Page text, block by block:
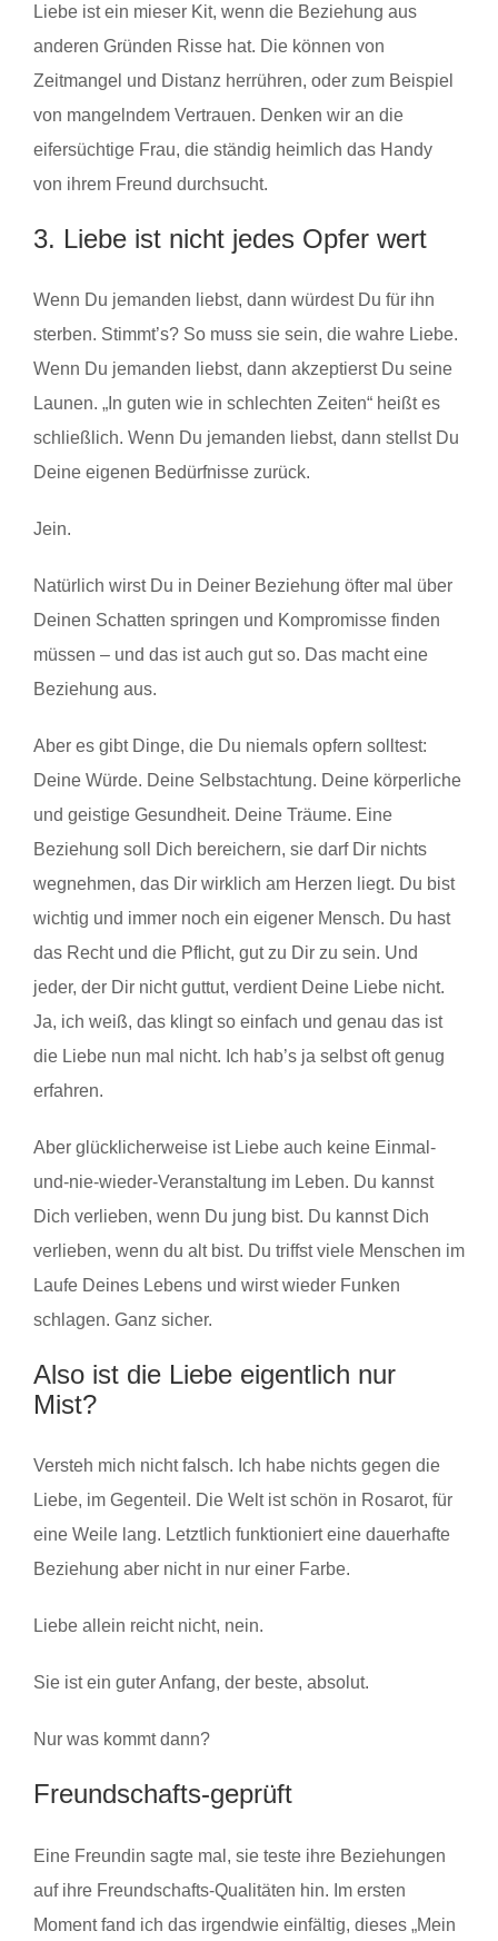
Liebe ist ein mieser Kit, wenn die Beziehung aus
anderen Gründen Risse hat. Die können von
Zeitmangel und Distanz herrühren, oder zum Beispiel
von mangelndem Vertrauen. Denken wir an die
eifersüchtige Frau, die ständig heimlich das Handy
von ihrem Freund durchsucht.
3. Liebe ist nicht jedes Opfer wert
Wenn Du jemanden liebst, dann würdest Du für ihn
sterben. Stimmt’s? So muss sie sein, die wahre Liebe.
Wenn Du jemanden liebst, dann akzeptierst Du seine
Launen. „In guten wie in schlechten Zeiten“ heißt es
schließlich. Wenn Du jemanden liebst, dann stellst Du
Deine eigenen Bedürfnisse zurück.
Jein.
Natürlich wirst Du in Deiner Beziehung öfter mal über
Deinen Schatten springen und Kompromisse finden
müssen – und das ist auch gut so. Das macht eine
Beziehung aus.
Aber es gibt Dinge, die Du niemals opfern solltest:
Deine Würde. Deine Selbstachtung. Deine körperliche
und geistige Gesundheit. Deine Träume. Eine
Beziehung soll Dich bereichern, sie darf Dir nichts
wegnehmen, das Dir wirklich am Herzen liegt. Du bist
wichtig und immer noch ein eigener Mensch. Du hast
das Recht und die Pflicht, gut zu Dir zu sein. Und
jeder, der Dir nicht guttut, verdient Deine Liebe nicht.
Ja, ich weiß, das klingt so einfach und genau das ist
die Liebe nun mal nicht. Ich hab’s ja selbst oft genug
erfahren.
Aber glücklicherweise ist Liebe auch keine Einmal-
und-nie-wieder-Veranstaltung im Leben. Du kannst
Dich verlieben, wenn Du jung bist. Du kannst Dich
verlieben, wenn du alt bist. Du triffst viele Menschen im
Laufe Deines Lebens und wirst wieder Funken
schlagen. Ganz sicher.
Also ist die Liebe eigentlich nur
Mist?
Versteh mich nicht falsch. Ich habe nichts gegen die
Liebe, im Gegenteil. Die Welt ist schön in Rosarot, für
eine Weile lang. Letztlich funktioniert eine dauerhafte
Beziehung aber nicht in nur einer Farbe.
Liebe allein reicht nicht, nein.
Sie ist ein guter Anfang, der beste, absolut.
Nur was kommt dann?
Freundschafts-geprüft
Eine Freundin sagte mal, sie teste ihre Beziehungen
auf ihre Freundschafts-Qualitäten hin. Im ersten
Moment fand ich das irgendwie einfältig, dieses „Mein